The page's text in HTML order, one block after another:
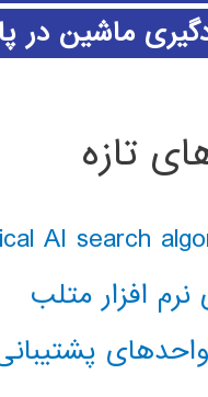
ماشین در
تازه
نرم افزار متلب